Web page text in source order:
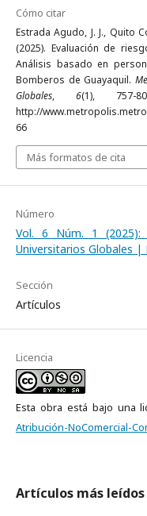
Cómo citar
Estrada Agudo, J. J., Quito
(2025). Evaluación de
Análisis basado en
Bomberos de Guayaquil.
Globales, 6(1), 757-
http://
66
Más formatos de cita
Número
Vol. 6 Núm. 1
Universitarios Globales |
Sección
Artículos
Licencia
Esta obra está bajo una
Atribución-NoComercial-
Artículos más